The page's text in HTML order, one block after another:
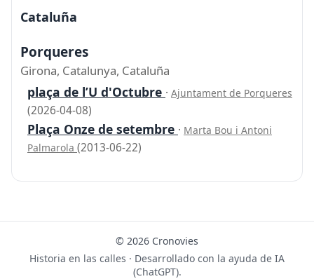
Cataluña
Porqueres
Girona, Catalunya, Cataluña
plaça de l’U d'Octubre · Ajuntament de Porqueres
(2026-04-08)
Plaça Onze de setembre · Marta Bou i Antoni
Palmarola (2013-06-22)
© 2026 Cronovies
Historia en las calles · Desarrollado con la ayuda de IA
(ChatGPT).